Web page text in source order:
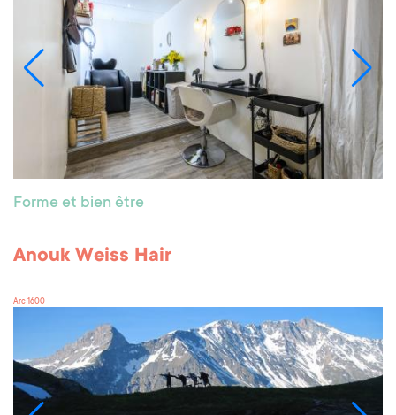
Forme et bien être
Anouk Weiss Hair
Arc 1600